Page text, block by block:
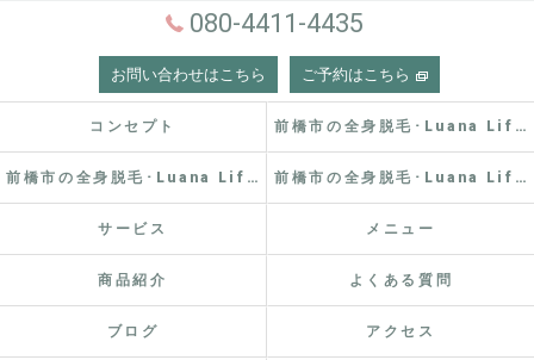
080-4411-4435
お問い合わせはこちら ご予約はこちら
コンセプト 前橋市の全身脱毛･Luana Lifeの口コミ情報
前橋市の全身脱毛･Luana Lifeの評判 前橋市の全身脱毛･Luana Lifeのお客様の声
サービス メニュー
商品紹介 よくある質問
ブログ アクセス